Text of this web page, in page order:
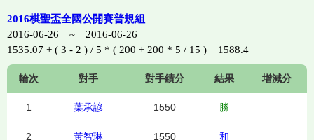
2016棋聖盃全國公開賽普規組
2016-06-26 ~ 2016-06-26
1535.07 + ( 3 - 2 ) / 5 * ( 200 + 200 * 5 / 15 ) = 1588.4
輪次 對手 對手績分 結果 增減分
1 葉承諺 1550 勝
2 黃智琳 1550 和